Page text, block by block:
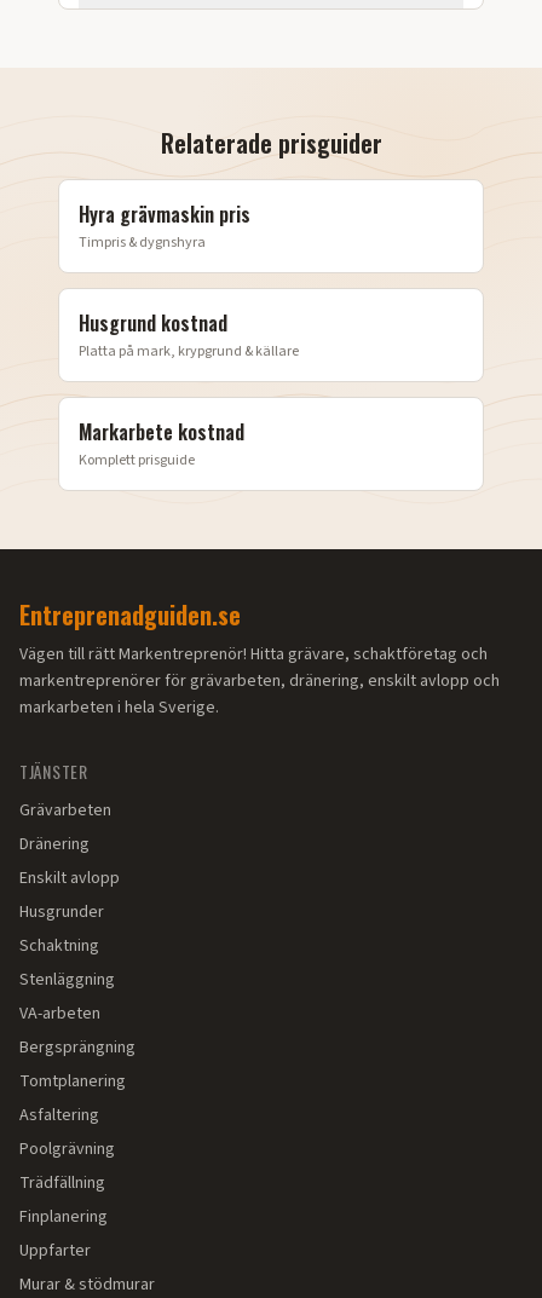
Relaterade prisguider
Hyra grävmaskin pris
Timpris & dygnshyra
Husgrund kostnad
Platta på mark, krypgrund & källare
Markarbete kostnad
Komplett prisguide
Entreprenadguiden.se
Vägen till rätt Markentreprenör! Hitta grävare, schaktföretag och
markentreprenörer för grävarbeten, dränering, enskilt avlopp och
markarbeten i hela Sverige.
TJÄNSTER
Grävarbeten
Dränering
Enskilt avlopp
Husgrunder
Schaktning
Stenläggning
VA-arbeten
Bergsprängning
Tomtplanering
Asfaltering
Poolgrävning
Trädfällning
Finplanering
Uppfarter
Murar & stödmurar